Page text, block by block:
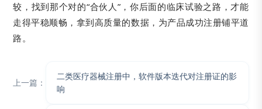
较，找到那个对的“合伙人”，你后面的临床试验之路，才能
走得平稳顺畅，拿到高质量的数据，为产品成功注册铺平道
路。
上一篇：
二类医疗器械注册中，软件版本迭代对注册证的影
响